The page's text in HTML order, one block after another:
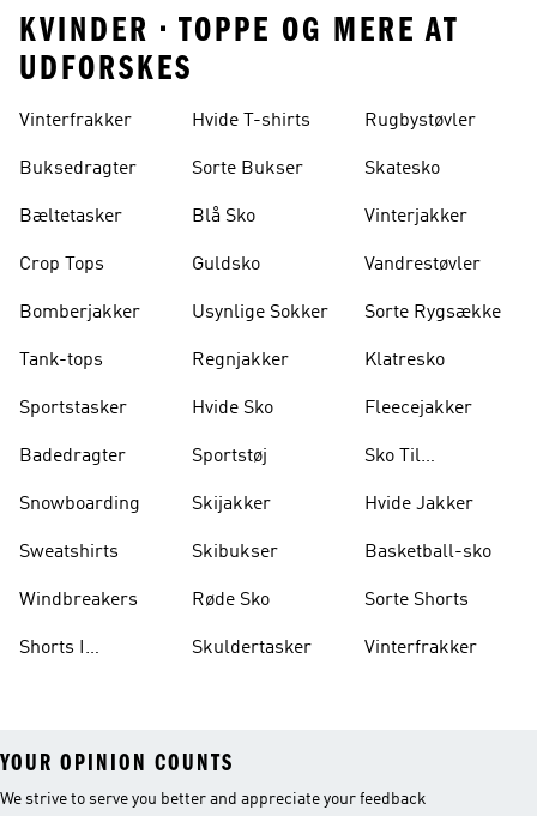
KVINDER • TOPPE OG MERE AT
UDFORSKES
Vinterfrakker
Buksedragter
Bæltetasker
Crop Tops
Bomberjakker
Tank-tops
Sportstasker
Badedragter
Snowboarding
Sweatshirts
Windbreakers
Shorts I
Hvide T-shirts
Sorte Bukser
Blå Sko
Guldsko
Usynlige Sokker
Regnjakker
Hvide Sko
Sportstøj
Skijakker
Skibukser
Røde Sko
Skuldertasker
Rugbystøvler
Skatesko
Vinterjakker
Vandrestøvler
Sorte Rygsække
Klatresko
Fleecejakker
Sko Til
Hvide Jakker
Basketball-sko
Sorte Shorts
Vinterfrakker
YOUR OPINION COUNTS
We strive to serve you better and appreciate your feedback